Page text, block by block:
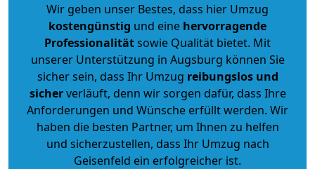
Wir geben unser Bestes, dass hier Umzug
kostengünstig und eine hervorragende
Professionalitätsowie Qualität bietet. Mit
unserer Unterstützung in Augsburg können Sie
sicher sein, dass Ihr Umzug reibungslos und
sicherverläuft, denn wir sorgen dafür, dass Ihre
Anforderungen und Wünsche erfüllt werden. Wir
haben die besten Partner, um Ihnen zu helfen
und sicherzustellen, dass Ihr Umzug nach
Geisenfeld ein erfolgreicher ist.